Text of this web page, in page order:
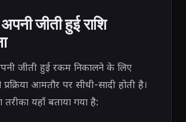
जीती हुई राशि
जीती हुई रकम निकालने के लिए
प्रक्रिया आमतौर पर सीधी-सादी होती है।
यहाँ बताया गया है: